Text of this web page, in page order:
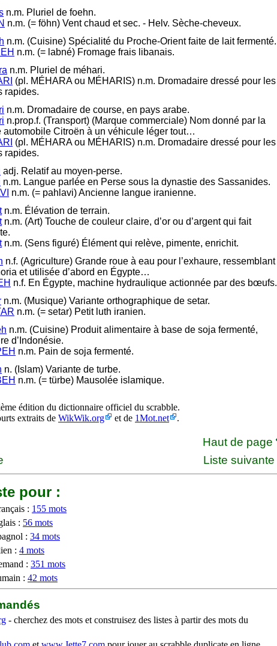
n.m. Pluriel de foehn.
n.m. (= föhn) Vent chaud et sec. - Helv. Sèche-cheveux.
n.m. (Cuisine) Spécialité du Proche-Orient faite de lait fermenté.
n.m. (= labné) Fromage frais libanais.
n.m. Pluriel de méhari.
(pl. MÉHARA ou MÉHARIS) n.m. Dromadaire dressé pour les
rapides.
n.m. Dromadaire de course, en pays arabe.
n.prop.f. (Transport) (Marque commerciale) Nom donné par la
automobile Citroën à un véhicule léger tout…
(pl. MÉHARA ou MÉHARIS) n.m. Dromadaire dressé pour les
rapides.
adj. Relatif au moyen-perse.
n.m. Langue parlée en Perse sous la dynastie des Sassanides.
n.m. (= pahlavi) Ancienne langue iranienne.
n.m. Élévation de terrain.
n.m. (Art) Touche de couleur claire, d’or ou d’argent qui fait
n.m. (Sens figuré) Élément qui relève, pimente, enrichit.
n.f. (Agriculture) Grande roue à eau pour l’exhaure, ressemblant
et utilisée d’abord en Égypte…
n.f. En Égypte, machine hydraulique actionnée par des bœufs.
n.m. (Musique) Variante orthographique de setar.
n.m. (= setar) Petit luth iranien.
n.m. (Cuisine) Produit alimentaire à base de soja fermenté,
d’Indonésie.
n.m. Pain de soja fermenté.
n. (Islam) Variante de turbe.
n.m. (= türbe) Mausolée islamique.
édition du dictionnaire officiel du scrabble.
extraits de WikWik.org et de 1Mot.net .
Haut de page
Liste suivante
pour :
: 155 mots
: 56 mots
: 34 mots
: 4 mots
: 351 mots
: 42 mots
- cherchez des mots et construisez des listes à partir des mots du